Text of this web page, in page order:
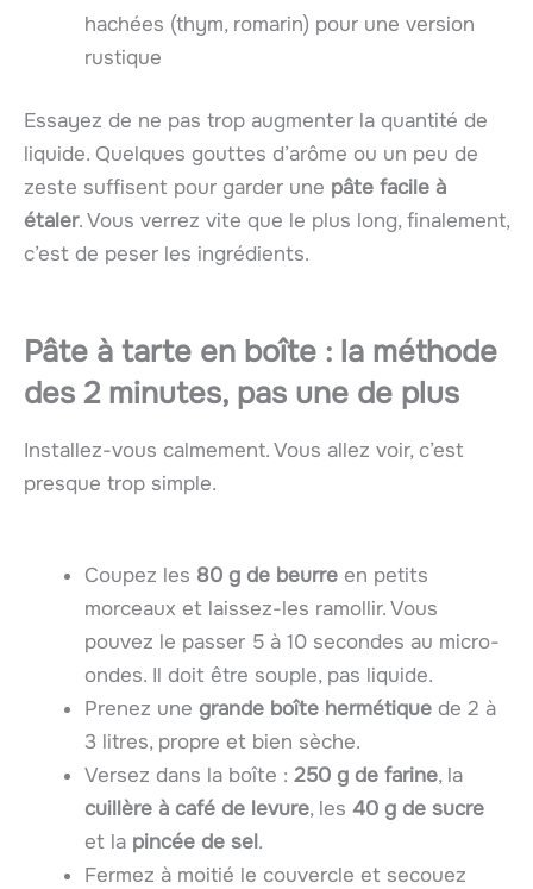
hachées (thym, romarin) pour une version
rustique
Essayez de ne pas trop augmenter la quantité de
liquide. Quelques gouttes d’arôme ou un peu de
zeste suffisent pour garder une pâte facile à
étaler. Vous verrez vite que le plus long, finalement,
c’est de peser les ingrédients.
Pâte à tarte en boîte : la méthode
des 2 minutes, pas une de plus
Installez-vous calmement. Vous allez voir, c’est
presque trop simple.
Coupez les 80 g de beurre en petits
morceaux et laissez-les ramollir. Vous
pouvez le passer 5 à 10 secondes au micro-
ondes. Il doit être souple, pas liquide.
Prenez une grande boîte hermétique de 2 à
3 litres, propre et bien sèche.
Versez dans la boîte : 250 g de farine, la
cuillère à café de levure, les 40 g de sucre
et la pincée de sel.
Fermez à moitié le couvercle et secouez